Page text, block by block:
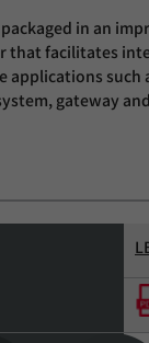
in an
that facilitates
applications such
gateway